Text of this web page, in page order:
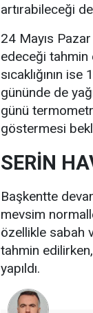
artırabileceği
24 Mayıs
edeceği tahmin
sıcaklığının
gününde de
günü
göstermesi
SERİN
Başkentte
mevsim
özellikle sabah
tahmin
yapıldı.